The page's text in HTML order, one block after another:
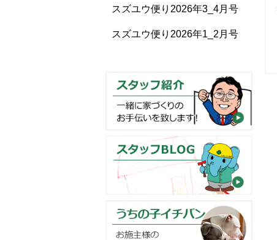
スズユウ便り2026年3_4月号
スズユウ便り2026年1_2月号